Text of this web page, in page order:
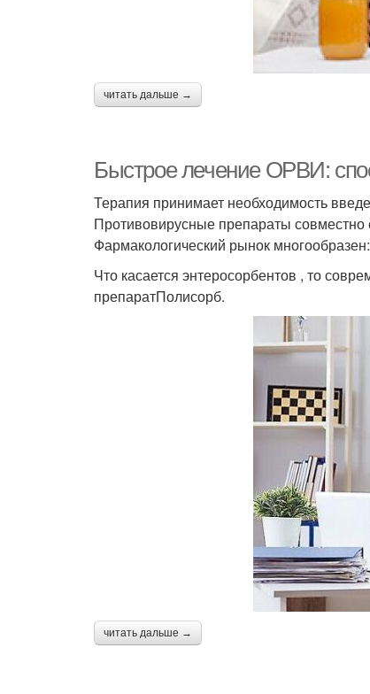
читать дальше →
Быстрое лечение ОРВИ:
Терапия принимает необходимость
Противовирусные препараты
Фармакологический рынок
Что касается энтеросорбентов , то
препаратПолисорб.
читать дальше →